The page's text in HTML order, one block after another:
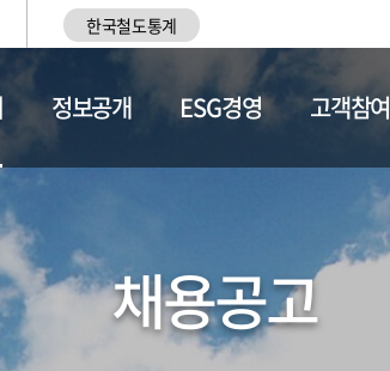
한국철도통계
정보공개 ESG경영 고객참여
채용공고